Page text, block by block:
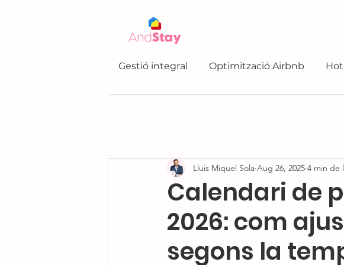
Gestió integral Optimització Airbnb
Calendari de
2026: com
segons la
Lluis Miquel Sola Aug 26, 2025 4 min de